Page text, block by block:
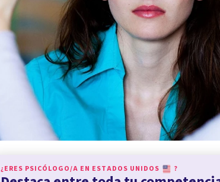
¿ERES PSICÓLOGO/A EN ESTADOS UNIDOS ?